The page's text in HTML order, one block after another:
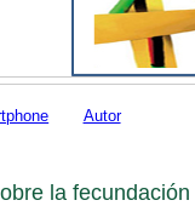
Autor
la